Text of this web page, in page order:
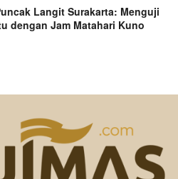
Langit Surakarta: Menguji
dengan Jam Matahari Kuno